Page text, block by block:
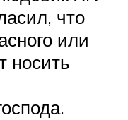
что
или
носить